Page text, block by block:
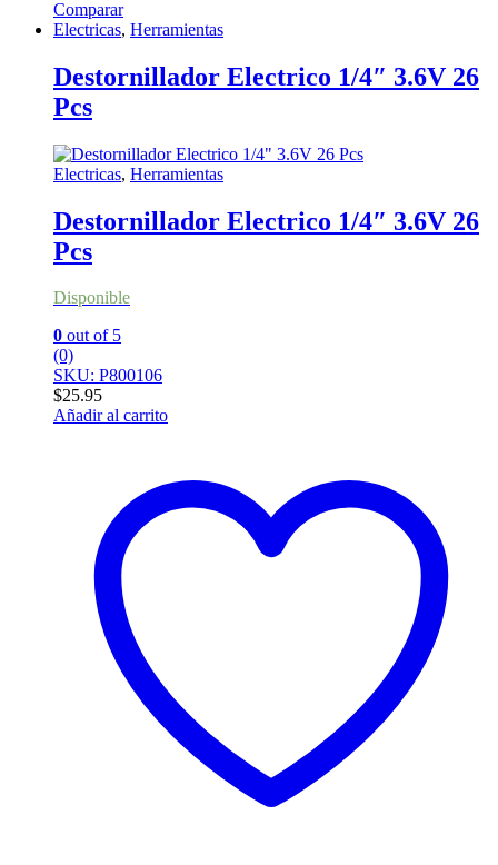
Comparar
Electricas, Herramientas
Destornillador Electrico 1/4″ 3.6V 26
Pcs
Electricas, Herramientas
Destornillador Electrico 1/4″ 3.6V 26
Pcs
Disponible
0 out of 5
(0)
SKU: P800106
$25.95
Añadir al carrito